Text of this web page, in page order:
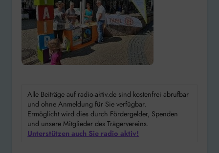
Alle Beiträge auf radio-aktiv.de sind kostenfrei abrufbar
und ohne Anmeldung für Sie verfügbar.
Ermöglicht wird dies durch Fördergelder, Spenden
und unsere Mitglieder des Trägervereins.
Unterstützen auch Sie radio aktiv!